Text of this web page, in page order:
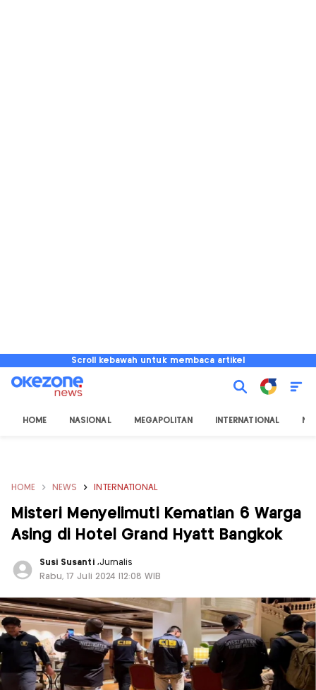
Scroll kebawah untuk membaca artikel
HOME NASIONAL MEGAPOLITAN INTERNATIONAL
HOME NEWS INTERNATIONAL
Misteri Menyelimuti Kematian 6 Warga
Asing di Hotel Grand Hyatt Bangkok
Susi Susanti ,Jurnalis
Rabu, 17 Juli 2024 |12:08 WIB